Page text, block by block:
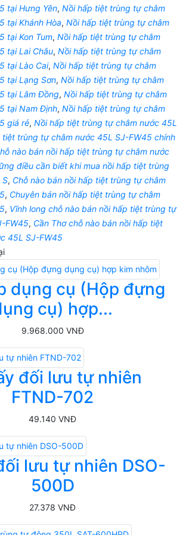
tại Hưng Yên, Nồi hấp tiệt trùng tự châm
tại Khánh Hòa, Nồi hấp tiệt trùng tự châm
tại Kon Tum, Nồi hấp tiệt trùng tự châm
tại Lai Châu, Nồi hấp tiệt trùng tự châm
tại Lào Cai, Nồi hấp tiệt trùng tự châm
tại Lạng Sơn, Nồi hấp tiệt trùng tự châm
tại Lâm Đồng, Nồi hấp tiệt trùng tự châm
tại Nam Định, Nồi hấp tiệt trùng tự châm
giá rẻ, Nồi hấp tiệt trùng tự châm nước 45L
tiệt trùng tự châm nước 45L SJ-FW45 chính
nào bán nồi hấp tiệt trùng tự châm nước
điều cần biết khi mua nồi hấp tiệt trùng
S, Chỗ nào bán nồi hấp tiệt trùng tự châm
, Chuyên bán nồi hấp tiệt trùng tự châm
, Vĩnh long chỗ nào bán nồi hấp tiệt trùng tự
FW45, Cần Thơ chỗ nào bán nồi hấp tiệt
45L SJ-FW45
dụng cụ (Hộp đựng
cụ) hợp...
9.968.000 VNĐ
đối lưu tự nhiên
FTND-702
49.140 VNĐ
lưu tự nhiên DSO-
500D
27.378 VNĐ